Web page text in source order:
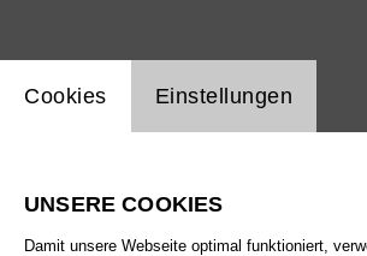
Biographie
Einstellung Website Cookie
Cookies Einstellungen
UNSERE COOKIES
Damit unsere Webseite optimal funktioniert,